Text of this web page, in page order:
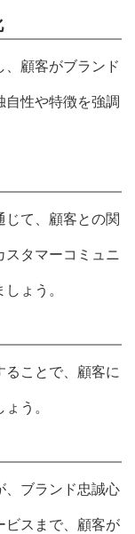
、顧客がブランド
自性や特徴を強調
じて、顧客との関
スタマーコミュニ
ょう。
ることで、顧客に
う。
、ブランド忠誠心
ビスまで、顧客が